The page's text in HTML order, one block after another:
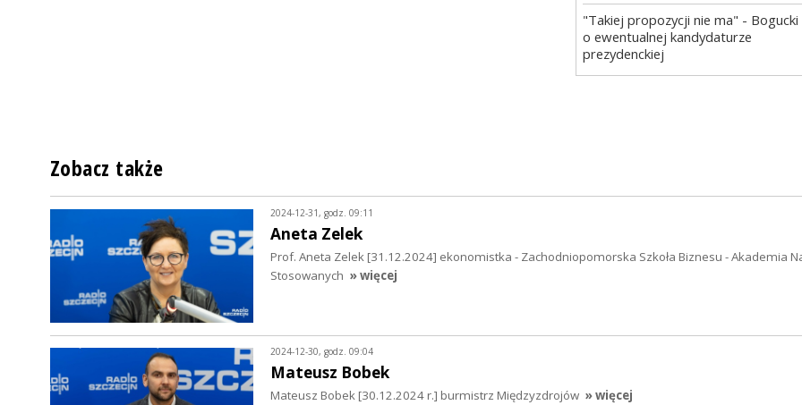
"Takiej propozycji nie ma" - Bogucki
o ewentualnej kandydaturze
prezydenckiej
Zobacz także
2024-12-31, godz. 09:11
Aneta Zelek
Prof. Aneta Zelek [31.12.2024] ekonomistka - Zachodniopomorska Szkoła Biznesu - Akademia
Stosowanych » więcej
2024-12-30, godz. 09:04
Mateusz Bobek
Mateusz Bobek [30.12.2024 r.] burmistrz Międzyzdrojów » więcej